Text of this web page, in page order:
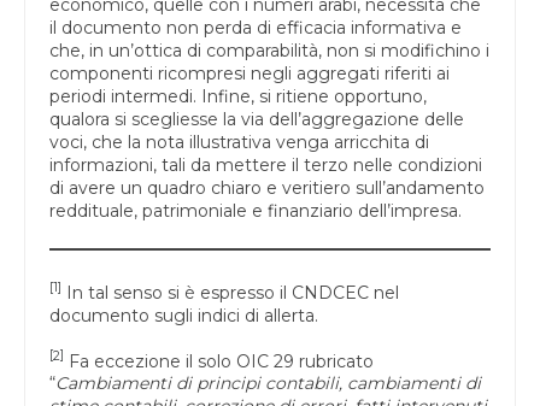
economico, quelle con i numeri arabi, necessita che
il documento non perda di efficacia informativa e
che, in un’ottica di comparabilità, non si modifichino i
componenti ricompresi negli aggregati riferiti ai
periodi intermedi. Infine, si ritiene opportuno,
qualora si scegliesse la via dell’aggregazione delle
voci, che la nota illustrativa venga arricchita di
informazioni, tali da mettere il terzo nelle condizioni
di avere un quadro chiaro e veritiero sull’andamento
reddituale, patrimoniale e finanziario dell’impresa.
[1] In tal senso si è espresso il CNDCEC nel
documento sugli indici di allerta.
[2]
Fa eccezione il solo OIC 29 rubricato
“Cambiamenti di principi contabili, cambiamenti di